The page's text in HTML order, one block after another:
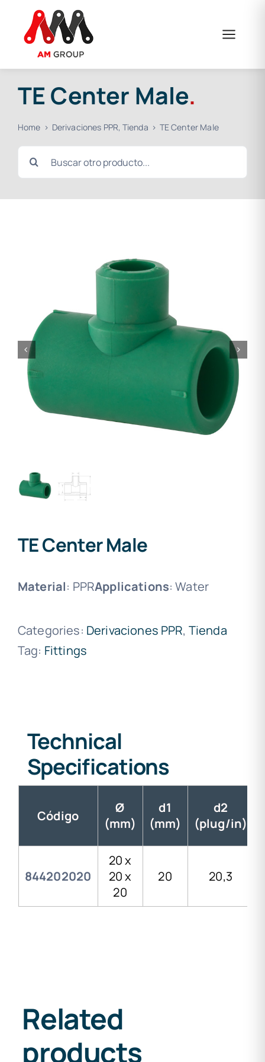
content
TE Center Male.
Home Derivaciones PPR Tienda TE Center Male
Search
for:
TE Center Male
Material: PPRApplications: Water
Categories: Derivaciones PPR, Tienda
Tag: Fittings
Technical
Specifications
Código
Ø
(mm)
d1
(mm)
d2
(plug/in)
844202020
20 x
20 x
20
20 20,3
Related
products